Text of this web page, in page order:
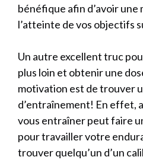
bénéfique afin d’avoir une
l’atteinte de vos objectifs
Un autre excellent truc
plus loin et obtenir une
motivation est de trouver
d’entraînement! En effet,
vous entraîner peut faire
pour travailler votre
trouver quelqu’un d’un